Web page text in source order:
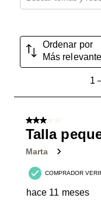
Ordenar por
Más
Reseñas.
1
3 de 5 estrellas.
Talla
Marta
COMPRADOR
hace 11 meses